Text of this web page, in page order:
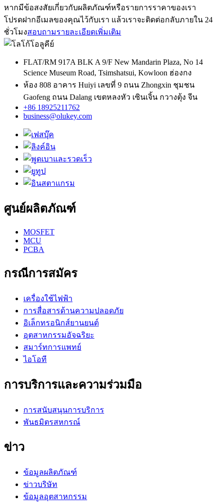
หากมีข้อสงสัยเกี่ยวกับผลิตภัณฑ์หรือรายการราคาของเรา
โปรดฝากอีเมลของคุณไว้กับเรา แล้วเราจะติดต่อกลับภายใน 24
ชั่วโมงสอบถามรายละเอียดเพิ่มเติม
FLAT/RM 917A BLK A 9/F New Mandarin Plaza, No 14
Science Museum Road, Tsimshatsui, Kowloon ฮ่องกง
ห้อง 808 อาคาร Huiyi เลขที่ 9 ถนน Zhongxin ชุมชน
Gaofeng ถนน Dalang เขตหลงหัว เซินเจิ้น กวางตุ้ง จีน
+86 18925211762
business@olukey.com
ศูนย์ผลิตภัณฑ์
MOSFET
MCU
PCBA
กรณีการสมัคร
เครื่องใช้ไฟฟ้า
การสื่อสารด้านความปลอดภัย
อิเล็กทรอนิกส์ยานยนต์
อุตสาหกรรมอัจฉริยะ
สมาร์ทการแพทย์
ไอโอที
การบริการและความร่วมมือ
การสนับสนุนการบริการ
พันธมิตรสหกรณ์
ข่าว
ข้อมูลผลิตภัณฑ์
ข่าวบริษัท
ข้อมูลอุตสาหกรรม